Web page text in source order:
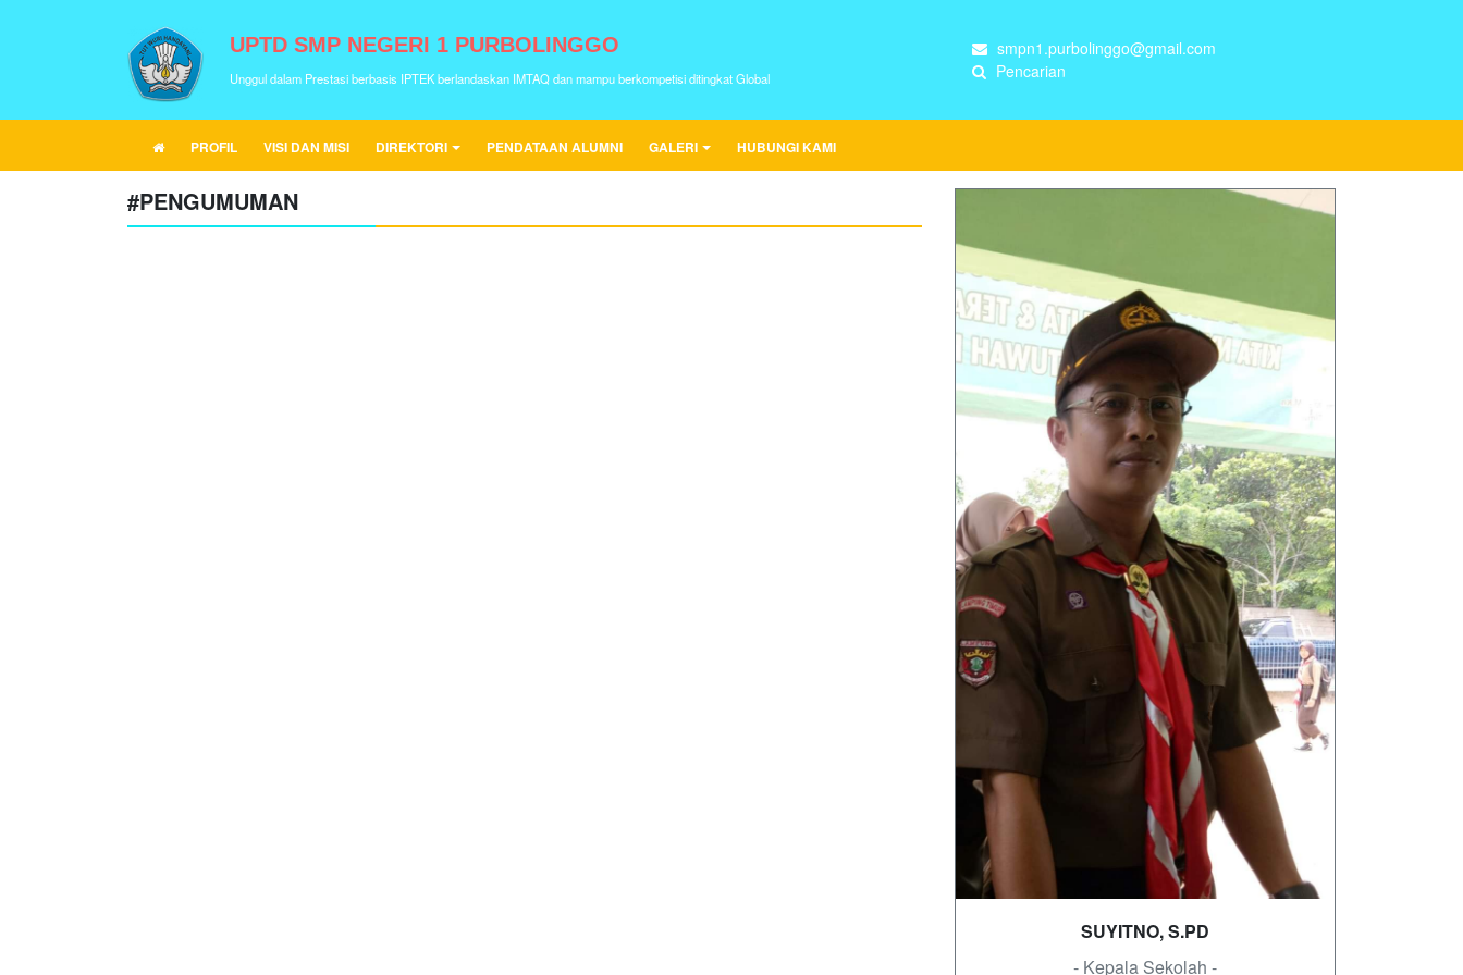
UPTD SMP NEGERI 1 PURBOLINGGO
Unggul dalam Prestasi berbasis IPTEK berlandaskan IMTAQ dan mampu berkompetisi ditingkat Global
smpn1.purbolinggo@gmail.com
Pencarian
PROFIL VISI DAN MISI DIREKTORI PENDATAAN ALUMNI GALERI HUBUNGI KAMI
#PENGUMUMAN
SUYITNO, S.PD
- Kepala Sekolah -